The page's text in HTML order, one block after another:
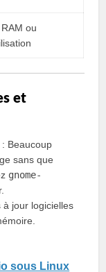
ou
et
: Beaucoup
sans que
gnome-
jour logicielles
sous Linux